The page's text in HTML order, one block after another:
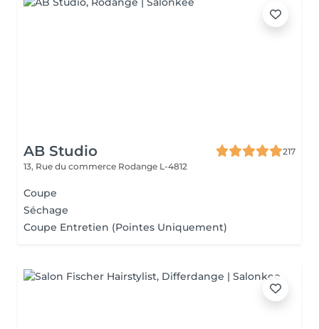
AB Studio
217
13, Rue du commerce Rodange L-4812
Coupe
Séchage
Coupe Entretien (Pointes Uniquement)